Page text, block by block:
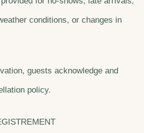
conditions, or changes in
guests acknowledge and
policy.